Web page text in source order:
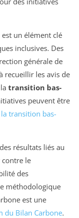
est un élément clé
inclusives. Des
générale de
recueillir les avis de
transition bas-
peuvent être
transition bas-
résultats liés au
le
des
méthodologique
est une
du Bilan Carbone.